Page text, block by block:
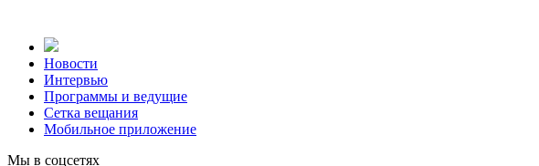
Новости
Интервью
Программы и ведущие
Сетка вещания
Мобильное приложение
Мы в соцсетях